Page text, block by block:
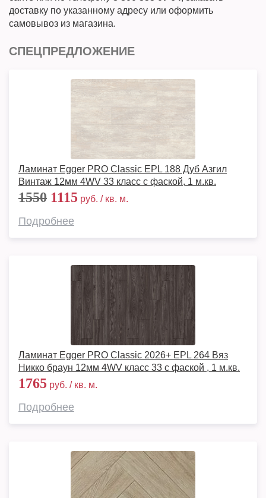
доставку по указанному адресу или оформить
самовывоз из магазина.
СПЕЦПРЕДЛОЖЕНИЕ
Ламинат Egger PRO Classic EPL 188 Дуб Азгил
Винтаж 12мм 4WV 33 класс с фаской, 1 м.кв.
1550 1115 руб. / кв. м.
Подробнее
Ламинат Egger PRO Classic 2026+ EPL 264 Вяз
Никко браун 12мм 4WV класс 33 с фаской , 1 м.кв.
1765 руб. / кв. м.
Подробнее